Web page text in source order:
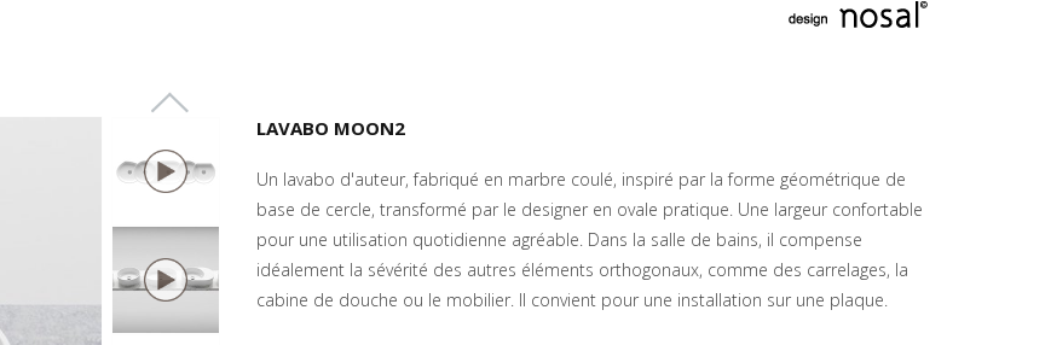
LAVABO MOON2
Un lavabo d'auteur, fabriqué en marbre coulé, inspiré par la forme géométrique de
base de cercle, transformé par le designer en ovale pratique. Une largeur confortable
pour une utilisation quotidienne agréable. Dans la salle de bains, il compense
idéalement la sévérité des autres éléments orthogonaux, comme des carrelages, la
cabine de douche ou le mobilier. Il convient pour une installation sur une plaque.